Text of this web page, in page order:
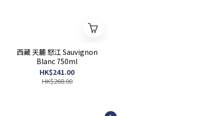
西藏 天麓 怒江 Sauvignon
Blanc 750ml
HK$241.00
HK$268.00